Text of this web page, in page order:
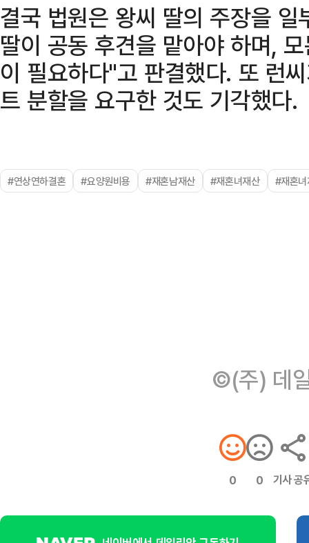
결국 법원은 왕씨 딸의 주장을
딸이 공동 후견을 맡아야 하며,
이 필요하다"고 판결했다. 또 런
트 분할을 요구한 것도 기각했다.
#연상연하결혼 #요양원비용 #재혼남재산 #재혼녀재산 #재혼
©(주) 데
0 0 기사 공